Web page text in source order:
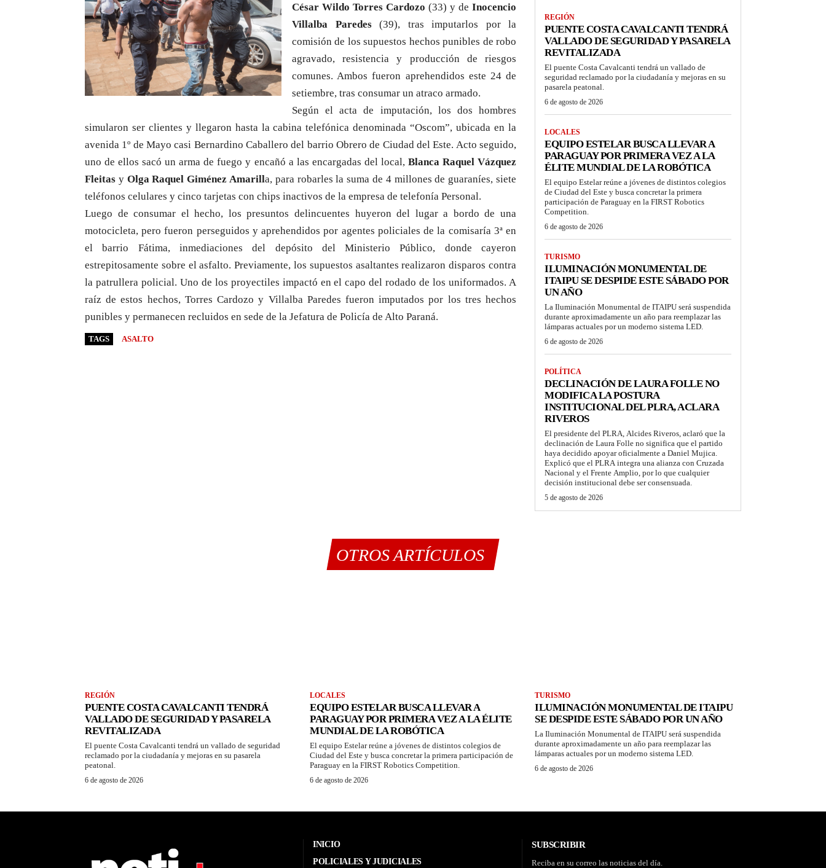
César Wildo Torres Cardozo (33) y de Inocencio
Villalba Paredes(39), tras imputarlos por la
comisión de los supuestos hechos punibles de robo
agravado, resistencia y producción de riesgos
comunes. Ambos fueron aprehendidos este 24 de
setiembre, tras consumar un atraco armado.
Según el acta de imputación, los dos hombres
simularon ser clientes y llegaron hasta la cabina telefónica denominada “Oscom”, ubicada en la
avenida 1º de Mayo casi Bernardino Caballero del barrio Obrero de Ciudad del Este. Acto seguido,
uno de ellos sacó un arma de fuego y encañó a las encargadas del local, Blanca Raquel Vázquez
Fleitas y Olga Raquel Giménez Amarilla, para robarles la suma de 4 millones de guaraníes, siete
teléfonos celulares y cinco tarjetas con chips inactivos de la empresa de telefonía Personal.
Luego de consumar el hecho, los presuntos delincuentes huyeron del lugar a bordo de una
motocicleta, pero fueron perseguidos y aprehendidos por agentes policiales de la comisaría 3ª en
el barrio Fátima, inmediaciones del depósito del Ministerio Público, donde cayeron
estrepitosamente sobre el asfalto. Previamente, los supuestos asaltantes realizaron disparos contra
la patrullera policial. Uno de los proyectiles impactó en el capo del rodado de los uniformados. A
raíz de estos hechos, Torres Cardozo y Villalba Paredes fueron imputados por los tres hechos
punibles y permanecen recluidos en sede de la Jefatura de Policía de Alto Paraná.
TAGS ASALTO
REGIÓN
PUENTE COSTA CAVALCANTI TENDRÁ
VALLADO DE SEGURIDAD Y PASARELA
REVITALIZADA
El puente Costa Cavalcanti tendrá un vallado de
seguridad reclamado por la ciudadanía y mejoras en su
pasarela peatonal.
6 de agosto de 2026
LOCALES
EQUIPO ESTELAR BUSCA LLEVAR A
PARAGUAY POR PRIMERA VEZ A LA
ÉLITE MUNDIAL DE LA ROBÓTICA
El equipo Estelar reúne a jóvenes de distintos colegios
de Ciudad del Este y busca concretar la primera
participación de Paraguay en la FIRST Robotics
Competition.
6 de agosto de 2026
TURISMO
ILUMINACIÓN MONUMENTAL DE
ITAIPU SE DESPIDE ESTE SÁBADO POR
UN AÑO
La Iluminación Monumental de ITAIPU será suspendida
durante aproximadamente un año para reemplazar las
lámparas actuales por un moderno sistema LED.
6 de agosto de 2026
POLÍTICA
DECLINACIÓN DE LAURA FOLLE NO
MODIFICA LA POSTURA
INSTITUCIONAL DEL PLRA, ACLARA
RIVEROS
El presidente del PLRA, Alcides Riveros, aclaró que la
declinación de Laura Folle no significa que el partido
haya decidido apoyar oficialmente a Daniel Mujica.
Explicó que el PLRA integra una alianza con Cruzada
Nacional y el Frente Amplio, por lo que cualquier
decisión institucional debe ser consensuada.
5 de agosto de 2026
OTROS ARTÍCULOS
REGIÓN
PUENTE COSTA CAVALCANTI TENDRÁ
VALLADO DE SEGURIDAD Y PASARELA
REVITALIZADA
El puente Costa Cavalcanti tendrá un vallado de seguridad
reclamado por la ciudadanía y mejoras en su pasarela
peatonal.
6 de agosto de 2026
LOCALES
EQUIPO ESTELAR BUSCA LLEVAR A
PARAGUAY POR PRIMERA VEZ A LA ÉLITE
MUNDIAL DE LA ROBÓTICA
El equipo Estelar reúne a jóvenes de distintos colegios de
Ciudad del Este y busca concretar la primera participación de
Paraguay en la FIRST Robotics Competition.
6 de agosto de 2026
TURISMO
ILUMINACIÓN MONUMENTAL DE ITAIPU
SE DESPIDE ESTE SÁBADO POR UN AÑO
La Iluminación Monumental de ITAIPU será suspendida
durante aproximadamente un año para reemplazar las
lámparas actuales por un moderno sistema LED.
6 de agosto de 2026
INICIO
POLICIALES Y JUDICIALES
SUBSCRIBIR
Reciba en su correo las noticias del día.